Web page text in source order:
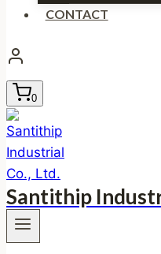
CONTACT
0
Santithip